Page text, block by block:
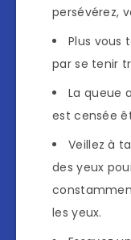
persévérez,
Plus vous
par se tenir
La queue
est censée
Veillez à
des yeux
les yeux.